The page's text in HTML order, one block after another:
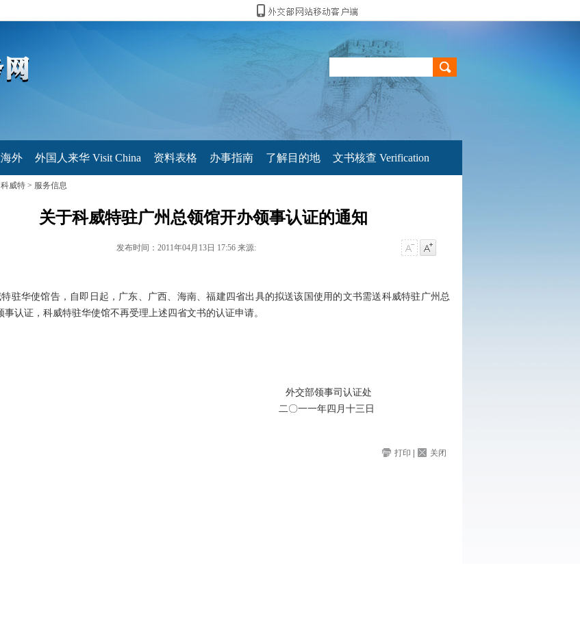
外 外国人来华 Visit China 资料表格 办事指南 了解目的地 文书核查 Verification
科威特 > 服务信息
关于科威特驻广州总领馆开办领事认证的通知
发布时间：2011年04月13日 17:56 来源:
华使馆告，自即日起，广东、广西、海南、福建四省出具的拟送该国使用的文书需送科威特驻广州总
事认证，科威特驻华使馆不再受理上述四省文书的认证申请。
交部领事司认证处
〇一一年四月十三日
打印 关闭